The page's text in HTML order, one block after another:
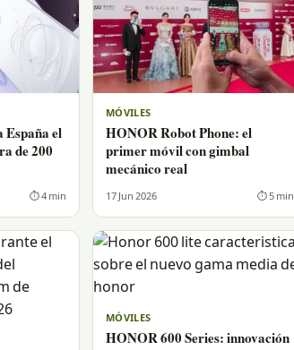
España el
de 200
⏱ 4 min
MÓVILES
HONOR Robot Phone: el
primer móvil con gimbal
mecánico real
17 Jun 2026 ⏱ 5 min
MÓVILES
HONOR 600 Series: innovación